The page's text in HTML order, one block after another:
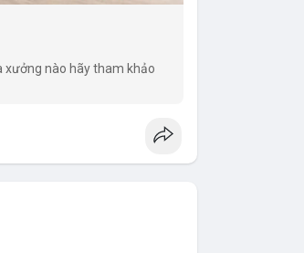
xưởng nào hãy tham khảo